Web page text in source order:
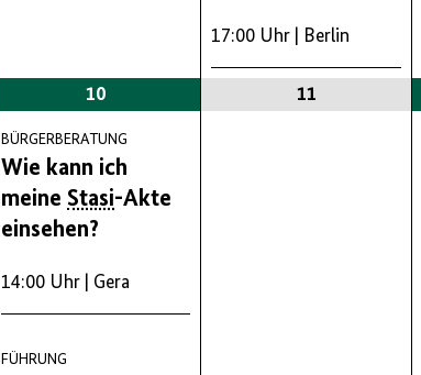
17:00 Uhr | Berlin
10
BÜRGERBERATUNG
Wie kann ich
meine Stasi-Akte
einsehen?
14:00 Uhr | Gera
FÜHRUNG
11